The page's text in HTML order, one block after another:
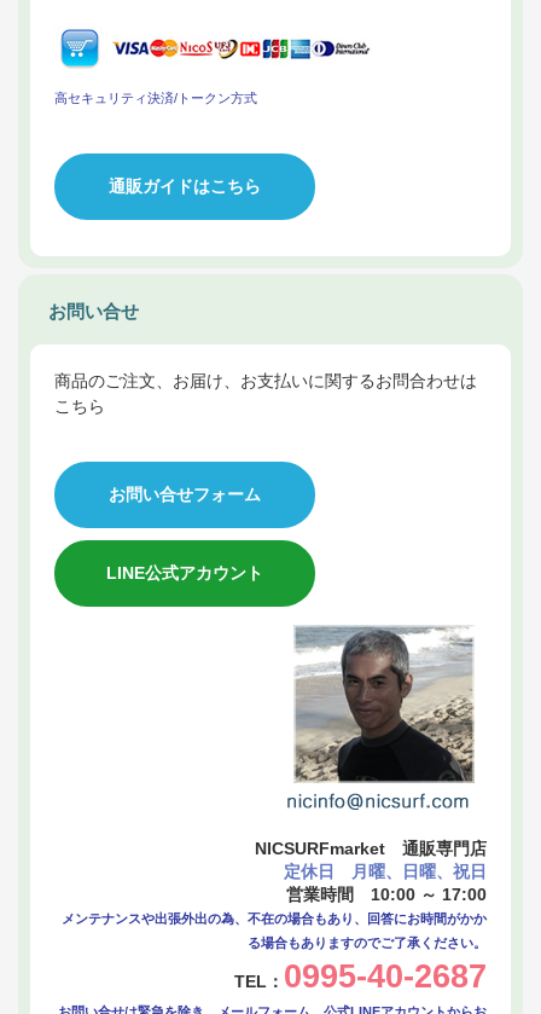
高セキュリティ決済/トークン方式
通販ガイドはこちら
お問い合せ
商品のご注文、お届け、お支払いに関するお問合わせは
こちら
お問い合せフォーム
LINE公式アカウント
NICSURFmarket 通販専門店
定休日 月曜、日曜、祝日
営業時間 10:00 ～ 17:00
メンテナンスや出張外出の為、不在の場合もあり、回答にお時間がかか
る場合もありますのでご了承ください。
TEL： 0995-40-2687